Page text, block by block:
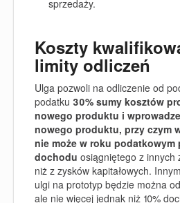
sprzedaży.
Koszty
limity odliczeń
Ulga pozwoli na odliczenie od
podatku 30% sumy kosztów
nowego produktu i
nowego produktu, przy czym
nie może w roku podatkowym
dochodu osiągniętego z innych
niż z zysków kapitałowych.
ulgi na prototyp będzie można
ale nie więcej jednak niż 10%